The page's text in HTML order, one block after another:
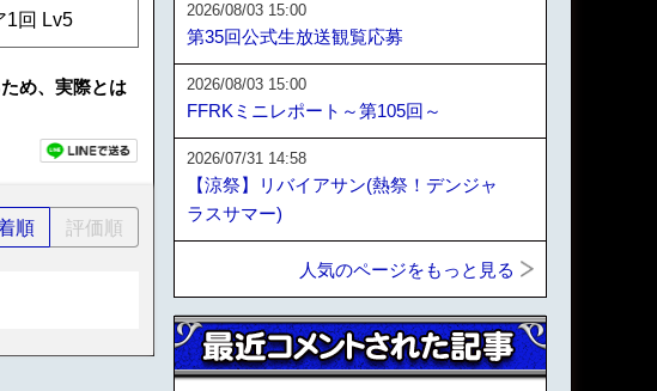
1回 Lv5
め、実際とは
順 評価順
2026/08/03 15:00
第35回公式生放送観覧応募
2026/08/03 15:00
FFRKミニレポート～第105回～
2026/07/31 14:58
【涼祭】リバイアサン(熱祭！デンジャ
ラスサマー)
人気のページをもっと見る